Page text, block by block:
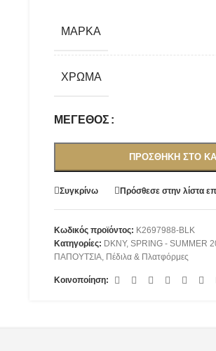
ΜΆΡΚΑ
ΧΡΏΜΑ
ΜΈΓΕΘΟΣ
ΠΡΟΣΘΉΚΗ ΣΤΟ
Συγκρίνω Πρόσθεσε στην λίστα
Κωδικός προϊόντος: K2697988-BLK
Κατηγορίες: DKNY, SPRING - SUMMER
ΠΑΠΟΥΤΣΙΑ, Πέδιλα & Πλατφόρμες
Κοινοποίηση: